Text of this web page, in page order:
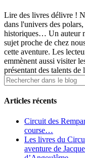
Lire des livres délivre !
dans l'univers des
historiques… Un auteur
sujet proche de chez
cette aventure. Les
emmènent aussi visiter
présentant des talents de
Articles récents
Circuit des
course…
Les livres du
aventure de